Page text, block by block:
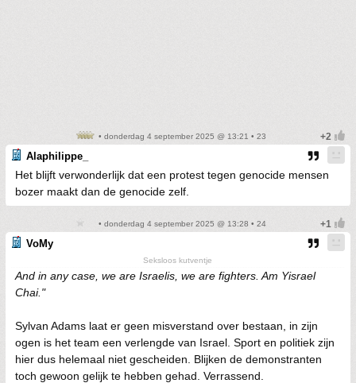
• donderdag 4 september 2025 @ 13:21 • 23
Alaphilippe_
Het blijft verwonderlijk dat een protest tegen genocide mensen
bozer maakt dan de genocide zelf.
• donderdag 4 september 2025 @ 13:28 • 24
VoMy
Seksloos kutventje
And in any case, we are Israelis, we are fighters. Am Yisrael
Chai."
Sylvan Adams laat er geen misverstand over bestaan, in zijn
ogen is het team een verlengde van Israel. Sport en politiek zijn
hier dus helemaal niet gescheiden. Blijken de demonstranten
toch gewoon gelijk te hebben gehad. Verrassend.